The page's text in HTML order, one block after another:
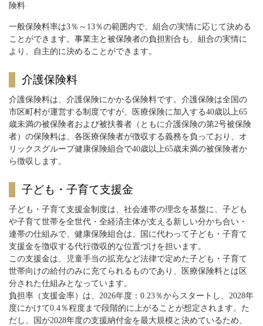
険料
一般保険料率は3％～13％の範囲内で、組合の実情に応じて決める
ことができます。事業主と被保険者の負担割合も、組合の実情に
より、自主的に決めることができます。
介護保険料
介護保険料は、介護保険にかかる保険料です。介護保険は全国の
市区町村が運営する制度ですが、医療保険に加入する40歳以上65
歳未満の被保険者および被扶養者（ともに介護保険の第2号被保険
者）の保険料は、各医療保険者が徴収する義務を負っており、オ
リックスグループ健康保険組合で40歳以上65歳未満の被保険者か
ら徴収します。
子ども・子育て支援金
子ども・子育て支援金制度は、社会連帯の理念を基盤に、子ども
や子育て世帯を全世代・全経済主体が支える新しい分かち合い・
連帯の仕組みで、健康保険組合は、国に代わって子ども・子育て
支援金を徴収する代行徴収的な位置づけを担います。
この支援金は、児童手当の拡充など法律で定めた子ども・子育て
世帯向けの給付のみに充てられるものであり、医療保険料とは区
分された仕組みとなっています。
負担率（支援金率）は、2026年度：0.23％からスタートし、2028年
度にかけて0.4％程度まで段階的に上がることが想定されます。た
だし、国が2028年度の支援納付金を最大規模と決めているため、